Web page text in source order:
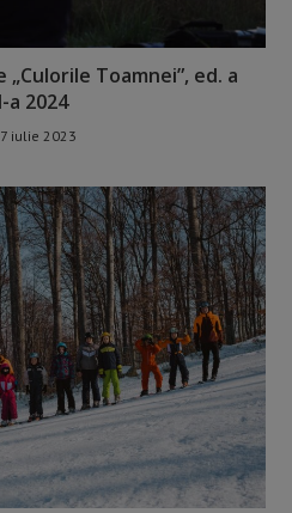
Toamnei”, ed. a
a 2024
iulie 2023